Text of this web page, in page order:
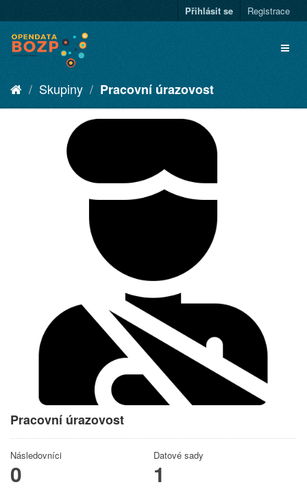
Přihlásit se Registrace
Skupiny Pracovní úrazovost
Pracovní úrazovost
Následovníci
0
Datové sady
1